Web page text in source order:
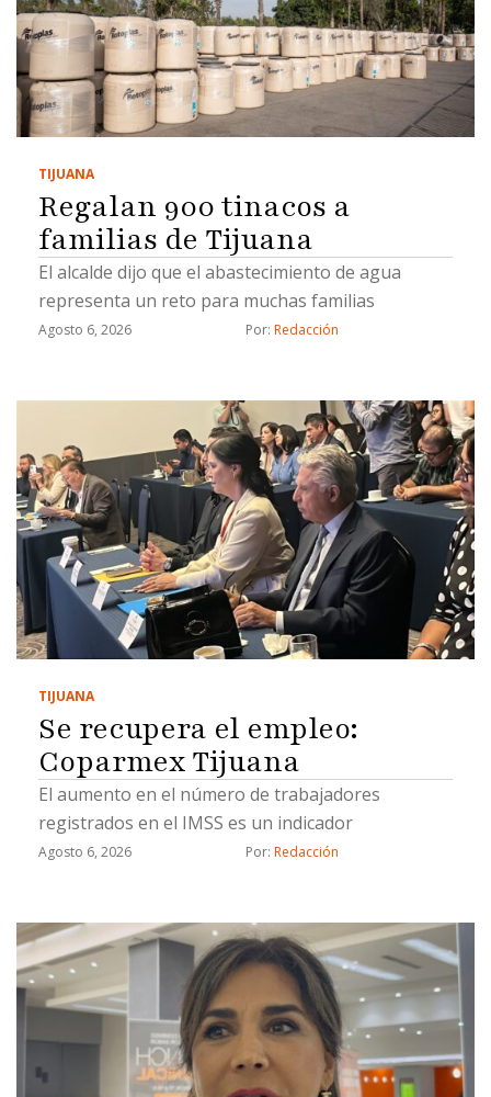
TIJUANA
Regalan 900 tinacos a
familias de Tijuana
El alcalde dijo que el abastecimiento de agua
representa un reto para muchas familias
Agosto 6, 2026 Por: Redacción
TIJUANA
Se recupera el empleo:
Coparmex Tijuana
El aumento en el número de trabajadores
registrados en el IMSS es un indicador
Agosto 6, 2026 Por: Redacción